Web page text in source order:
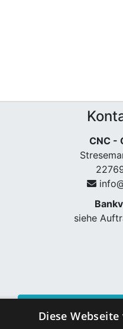
CNC -
siehe
Diese